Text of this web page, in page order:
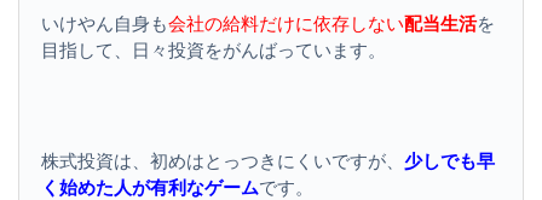
いけやん自身も会社の給料だけに依存しない配当生活を
目指して、日々投資をがんばっています。
株式投資は、初めはとっつきにくいですが、 少しでも早
く始めた人が有利なゲームです。